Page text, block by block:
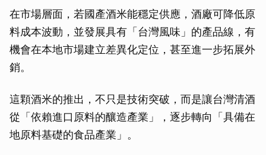
在市場層面，若國產酒米能穩定供應，酒廠可降低原
料成本波動，並發展具有「台灣風味」的產品線，有
機會在本地市場建立差異化定位，甚至進一步拓展外
銷。
這顆酒米的推出，不只是技術突破，而是讓台灣清酒
從「依賴進口原料的釀造產業」，逐步轉向「具備在
地原料基礎的食品產業」。